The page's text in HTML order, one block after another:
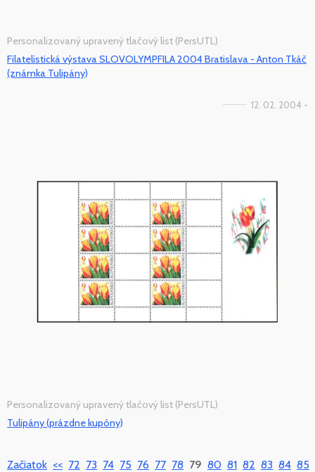
Personalizovaný upravený tlačový list (PersUTL)
Filatelistická výstava SLOVOLYMPFILA 2004 Bratislava - Anton Tkáč
(známka Tulipány)
12. 02. 2004 -
Personalizovaný upravený tlačový list (PersUTL)
Tulipány (prázdne kupóny)
Začiatok << 72 73 74 75 76 77 78 79 80 81 82 83 84 85